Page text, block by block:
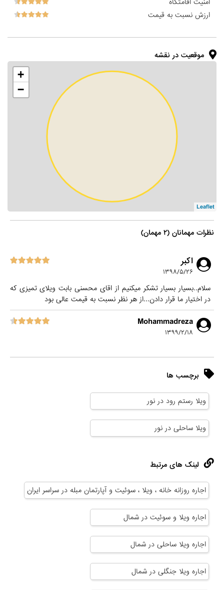
امنیت اقامتگاه
ارزش نسبت به قیمت
موقعیت در نقشه
+
−
Leaflet
نظرات مهمانان (۲ مهمان)
اکبر
۱۳۹۸/۵/۲۶
سلام..بسیار بسیار تشکر میکنیم از اقای محسنی بابت ویلای تمیزی که
در اختیار ما قرار دادن...از هر نظر نسبت به قیمت عالی بود
Mohammadreza
۱۳۹۹/۲/۱۸
برچسب ها
ویلا رستم رود در نور
ویلا ساحلی در نور
لینک های مرتبط
اجاره روزانه خانه ، ویلا ، سوئیت و آپارتمان مبله در سراسر ایران
اجاره ویلا و سوئیت در شمال
اجاره ویلا ساحلی در شمال
اجاره ویلا جنگلی در شمال